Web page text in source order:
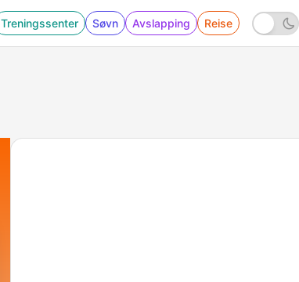
Treningssenter Søvn Avslapping Reise